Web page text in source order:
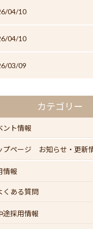
04/10
04/10
03/09
カテゴリー
ント情報
プページ お知らせ・更新
情報
くある質問
途採用情報